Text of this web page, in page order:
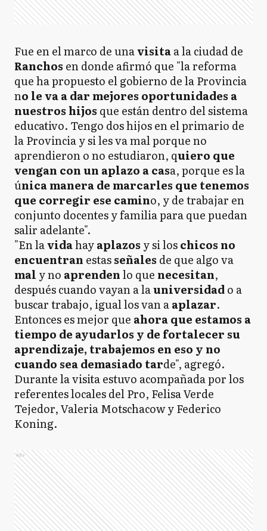
Fue en el marco de unavisitaa la ciudad de
Ranchos en donde afirmó que "la reforma
que ha propuesto el gobierno de la Provincia
no le va a dar mejores oportunidades a
nuestros hijos que están dentro del sistema
educativo. Tengo dos hijos en el primario de
la Provincia y si les va mal porque no
aprendieron o no estudiaron, quiero que
vengan con un aplazo a casa, porque es la
única manera de marcarles que tenemos
que corregir ese camino, y de trabajar en
conjunto docentes y familia para que puedan
salir adelante".
"En lavidahayaplazos y si loschicos no
encuentran estasseñales de que algo va
mal y no aprendenlo que necesitan,
después cuando vayan a launiversidado a
buscar trabajo, igual los van aaplazar.
Entonces es mejor que ahora que estamos a
tiempo de ayudarlos y de fortalecer su
aprendizaje, trabajemos en eso y no
cuando sea demasiado tarde", agregó.
Durante la visita estuvo acompañada por los
referentes locales del Pro, Felisa Verde
Tejedor, Valeria Motschacow y Federico
Koning.
Ads